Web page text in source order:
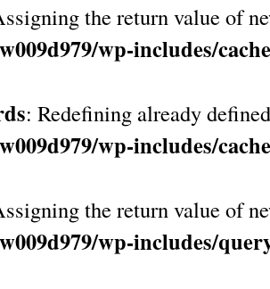
the return value of
wp-includes/
: Redefining already
wp-includes/
the return value of
wp-includes/